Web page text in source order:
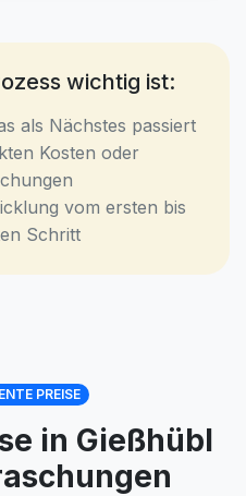
wichtig ist:
als Nächstes passiert
Kosten oder
vom ersten bis
Schritt
PREISE
in Gießhübl